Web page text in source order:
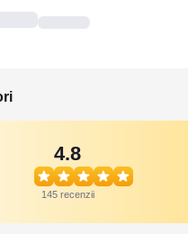
4.8
145 recenzii